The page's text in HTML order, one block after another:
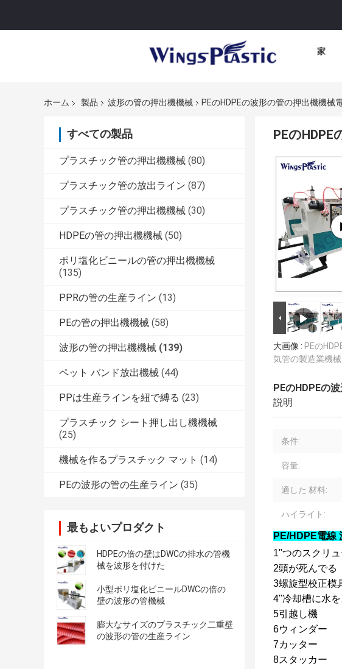
家
ホーム 製品 波形の管の押出機機械 PEのHDPEの波形の管の押出機機械
すべての製品
プラスチック管の押出機機械 (80)
プラスチック管の放出ライン (87)
プラスチック管の押出機機械 (30)
HDPEの管の押出機機械 (50)
ポリ塩化ビニールの管の押出機機械
(135)
PPRの管の生産ライン (13)
PEの管の押出機機械 (58)
波形の管の押出機機械 (139)
ペット バンド放出機械 (44)
PPは生産ラインを紐で縛る (23)
プラスチック シート押し出し機機械
(25)
機械を作るプラスチック マット (14)
PEの波形の管の生産ライン (35)
最もよいプロダクト
HDPEの倍の壁はDWCの排水の管機
械を波形を付けた
小型ポリ塩化ビニールDWCの倍の
壁の波形の管機械
膨大なサイズのプラスチック二重壁
の波形の管の生産ライン
PEの
大画像 : PEの
気管の製造業機械
PEのHDPEの
説明
条件:
容量:
適した 材料:
ハイライト:
PE/HDPE電線
1"つのスクリ
2頭が死んでる
3螺旋型校正模
4"冷却槽に水
5引越し機
6ウィンダー
7カッター
8スタッカー